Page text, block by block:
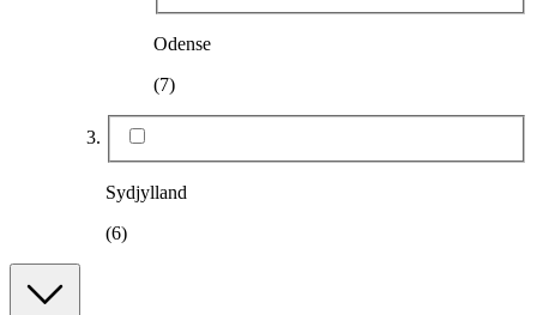
Odense
(7)
Sydjylland
(6)